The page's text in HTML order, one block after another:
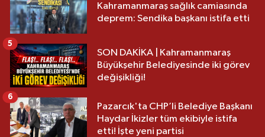
Kahramanmaraş sağlık camiasında
deprem: Sendika başkanı istifa etti
SON DAKİKA | Kahramanmaraş
Büyükşehir Belediyesinde iki görev
değişikliği!
5
Pazarcık'ta CHP’li Belediye Başkanı
Haydar İkizler tüm ekibiyle istifa
etti! İşte yeni partisi
6